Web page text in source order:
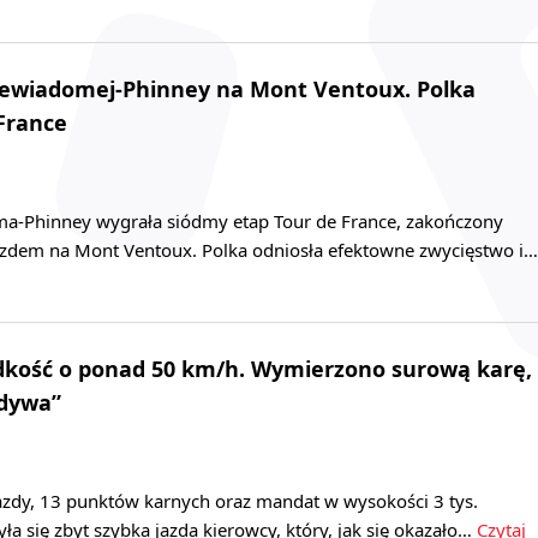
Phinney na Mont Ventoux. Polka
Phinney wygrała siódmy etap Tour de France, zakończony
na Mont Ventoux. Polka odniosła efektowne zwycięstwo i…
o ponad 50 km/h. Wymierzono surową karę,
13 punktów karnych oraz mandat w wysokości 3 tys.
się zbyt szybka jazda kierowcy, który, jak się okazało… Czytaj